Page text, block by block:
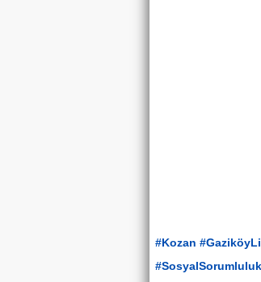
#Kozan
#SosyalSorumluluk